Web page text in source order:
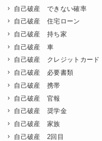
自己破産 できない確率
自己破産 住宅ローン
自己破産 持ち家
自己破産 車
自己破産 クレジットカード
自己破産 必要書類
自己破産 携帯
自己破産 官報
自己破産 奨学金
自己破産 家族
自己破産 2回目